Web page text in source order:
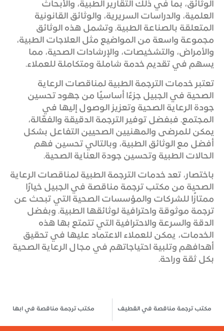
الوثائق، بما في ذلك التقارير الطبية، والأبحاث
العلمية، والدراسات السريرية، والوثائق القانونية
المتعلقة بالصناعة الطبية. وتشمل هذه الوثائق
مجموعة واسعة من المواضيع مثل العلاجات الطبية،
والأمراض، والتشخيصات، والإرشادات الصحية، مما
يسهم في تقديم خدمة شاملة ومتكاملة للعملاء.
تعتبر خدمات الترجمة الطبية لمناقصات الرعاية
الصحية في الجبيل جزءًا أساسيًا من جهود تحسين
جودة الرعاية الصحية وتعزيز الوصول إليها في
المجتمع. فبفضل توفير الترجمة الدقيقة والفعّالة،
يمكن للمرضى والمهنيين الصحيين التفاعل بشكل
أفضل مع الوثائق الطبية، وبالتالي تحسين فهم
الحالات الطبية وتحسين جودة العناية الصحية.
باختصار، تعد خدمات الترجمة الطبية لمناقصات الرعاية
الصحية من مكتب ترجمة مناقصة في الجبيل خيارًا
ممتازًا للشركات والمؤسسات الصحية التي تبحث عن
ترجمة موثوقة واحترافية لوثائقها الطبية. وبفضل
الدقة والسرعة والاحترافية التي تتمتع بها هذه
الخدمات، يمكن للعملاء الاعتماد عليها في تحقيق
أهدافهم وتلبية احتياجاتهم في مجال الرعاية الصحية
بكل ثقة وراحة.
مكتب ترجمة مناقصة في القطيف مكتب ترجمة مناقصة في ابها